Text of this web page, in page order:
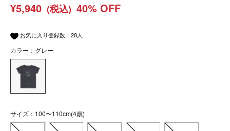
¥5,940 (税込) 40% OFF
お気に入り登録数： 28人
カラー：グレー
サイズ：100〜110cm(4歳)